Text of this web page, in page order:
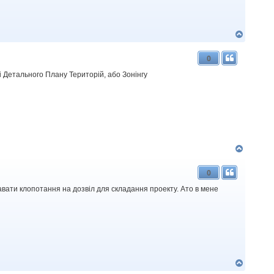
0
Плану Територій, або Зонінгу
0
клопотання на дозвіл для складання проекту. Ато в мене